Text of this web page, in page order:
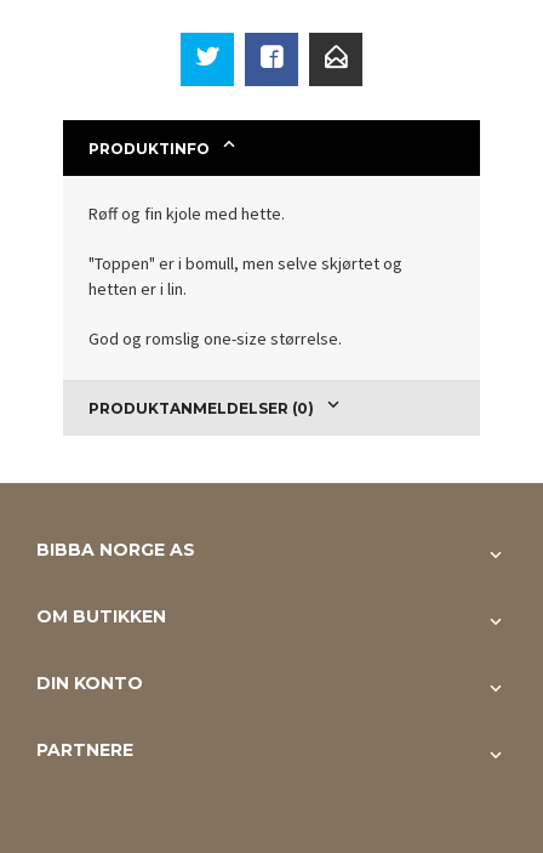
PRODUKTINFO
Røff og fin kjole med hette.
"Toppen" er i bomull, men selve skjørtet og
hetten er i lin.
God og romslig one-size størrelse.
PRODUKTANMELDELSER (0)
BIBBA NORGE AS
OM BUTIKKEN
DIN KONTO
PARTNERE